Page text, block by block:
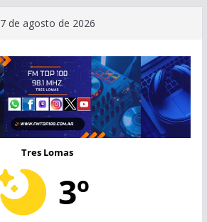
7 de agosto de 2026
Tres Lomas
3º